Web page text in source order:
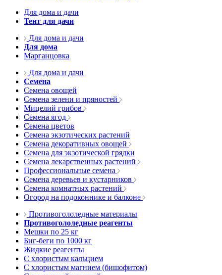
Для дома и дачи
Тент для дачи
Для дома и дачи
Для дома
Марганцовка
Для дома и дачи
Семена
Семена овощей
Семена зелени и пряностей
Мицелий грибов
Семена ягод
Семена цветов
Семена экзотических растений
Семена декоративных овощей
Семена для экзотической грядки
Семена лекарственных растений
Профессиональные семена
Семена деревьев и кустарников
Семена комнатных растений
Огород на подоконнике и балконе
Противогололедные материалы
Противогололедные реагенты
Мешки по 25 кг
Биг-беги по 1000 кг
Жидкие реагенты
С хлористым кальцием
С хлористым магнием (бишофитом)